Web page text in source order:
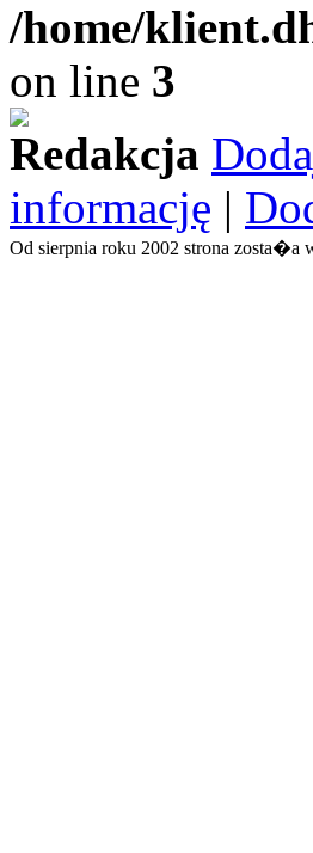
/home/
on line 3
Redakcja
informację |
Od sierpnia roku 2002 strona